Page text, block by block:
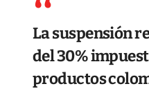
La suspensión
del 30%
productos